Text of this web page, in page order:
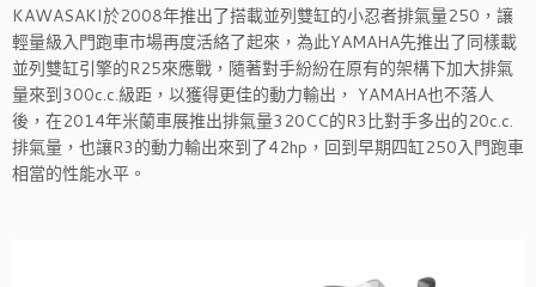
KAWASAKI於2008年推出了搭載並列雙缸的小忍者排氣量250，讓
輕量級入門跑車市場再度活絡了起來，為此YAMAHA先推出了同樣載
並列雙缸引擎的R25來應戰，隨著對手紛紛在原有的架構下加大排氣
量來到300c.c.級距，以獲得更佳的動力輸出， YAMAHA也不落人
後，在2014年米蘭車展推出排氣量320CC的R3比對手多出的20c.c.
排氣量，也讓R3的動力輸出來到了42hp，回到早期四缸250入門跑車
相當的性能水平。